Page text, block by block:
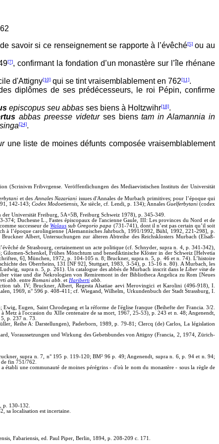
savoir si ce renseignement se rapporte à l’évêché[5]ou au
[7], confirmant la fondation d’un monastère sur l’île rhénane
d'Attigny[10] qui se tint vraisemblablement en 762[11].
diplômes de ses prédécesseurs, le roi Pépin, confirme
episcopus seu abbas ses biens à Holtzwihr[18].
abbas preesse videturses bienstam in Alamannia in
[24].
une liste de moines défunts composée vraisemblablement
(Scrinivm Fribvrgense. Veröffentlichungen des Mediaevistischen Instituts der Universität
et des Annales Nazariani issues d'Annales de Murbach primitives; pour l’époque qui
142-143; Codex Modoetiensis, Xe siècle, cf. Lendi, p. 134); AnnalesGuelferbytani (codex
Universität Freiburg, 5A+5B, Freiburg Schweiz 1978), p. 345-349.
Duchesne L., Fastes épiscopaux de l'ancienne Gaule, III: Les provinces du Nord et de
successeur deWalaus sub Gregorio papa (731-741), dont il n’est pas certain qu’il soit
à l’époque carolingienne [Alemannisches Jahrbuch, 1991/1992, Bühl, 1992, 221-298], p.
Albert, Untersuchungen zur älteren Abtreihe des Reichsklosters Murbach (Elsaß-
de Strasbourg, certainement un acte politique (cf. Schnyder, supra n. 4, p. 341-342),
Schenkel, Frühes Mönchtum und benediktinische Klöster in der Schweiz [Helvetia
6], München, 1972, p. 104-105 n. 8; Bruckner, supra n. 5, p. 46 et n. 74). L’histoire
des Oberrheins, 131 [NF 92], Stuttgart, 1983, 3-54), p. 15-16 n. 80). A Murbach, les
supra n. 5, p. 261). Un catalogue des abbés de Murbach inscrit dans le Liber vitæde
vitae und die Nekrologien von Remiremont in der Bibliotheca Angelica zu Rom [Neues
abb . entre Romani abb . et Hariberti abb
tab. IV; Bruckner, Albert, Regesta Alsatiae aevi Merovingici et Karolini (496-918), I.
1969, n° 596 p. 408-411; cf. Wiegand, Wilhelm, Urkundenbuch der Stadt Strassburg, I.
Eugen, Saint Chrodegang et la réforme de l'église franque (Beihefte der Francia. 3/2.
Metz à l'occasion du XIIe centenaire de sa mort, 1967, 25-53), p. 243 et n. 48; Angenendt,
p. 237 n. 73.
Reihe A: Darstellungen), Paderborn, 1989, p. 79-81; Clercq (de) Carlos, La législation
Voraussetzungen und Wirkung des Gebetsbundes von Attigny (Francia, 2, 1974, Zürich-
supra n. 7, n° 195 p. 119-120; BM² 96 p. 49; Angenendt, supra n. 6, p. 94 et n. 94;
de fin 751/762.
a établi une communauté de moines pérégrins - d'où le nom du monastère - sous la règle de
p. 130-132.
sa localisation est incertaine.
Fabariensis, ed. Paul Piper, Berlin, 1894, p. 208-209 c. 171.